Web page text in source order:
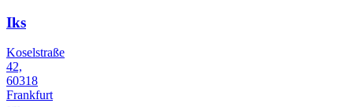
Iks
Koselstraße
42,
60318
Frankfurt